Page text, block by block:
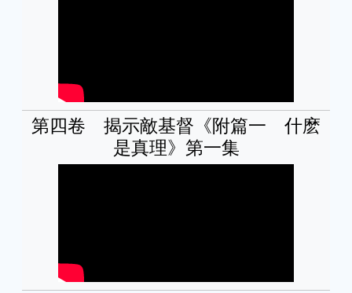
第四卷 揭示敵基督《附篇一 什麽
是真理》第一集